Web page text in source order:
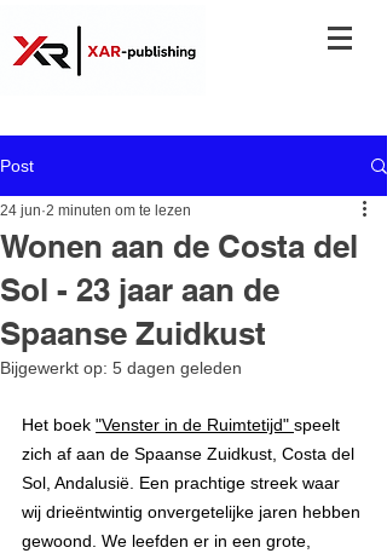
Post
Wonen aan de Costa del
Sol - 23 jaar aan de
Spaanse Zuidkust
24 jun 2 minuten om te lezen
Bijgewerkt op: 5 dagen geleden
Het boek "Venster in de Ruimtetijd" speelt
zich af aan de Spaanse Zuidkust, Costa del
Sol, Andalusië. Een prachtige streek waar
wij drieëntwintig onvergetelijke jaren hebben
gewoond. We leefden er in een grote,